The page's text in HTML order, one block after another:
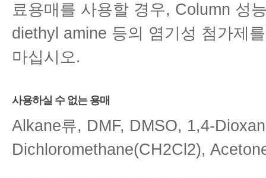
료용매를 사용할 경우, Column 성
diethyl amine 등의 염기성 첨가제
마십시오.
사용하실 수 없는 용매
Alkane류, DMF, DMSO, 1,4-
Dichloromethane(CH2Cl2),